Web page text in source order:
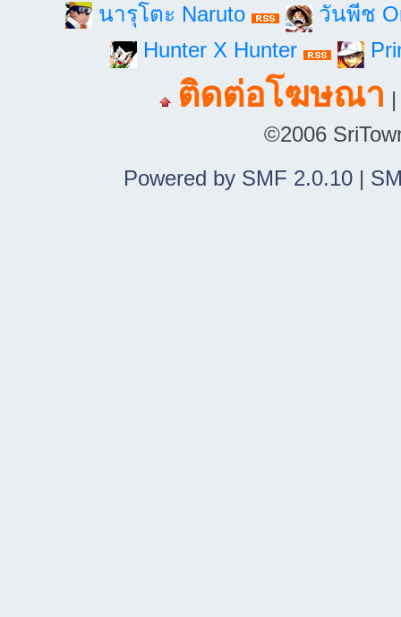
นารุโตะ Naruto
วันพีช
Hunter X Hunter
ติดต่อโฆษณา
©2006
Powered by SMF 2.0.10|